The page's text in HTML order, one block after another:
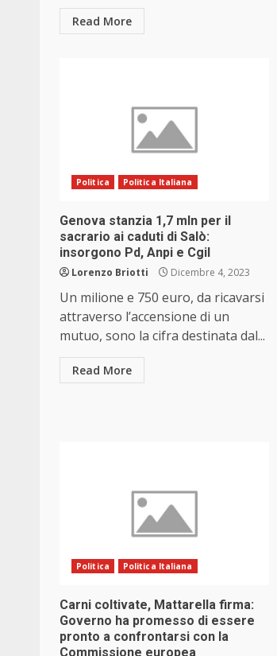
Read More
Politica Politica Italiana
Genova stanzia 1,7 mln per il
sacrario ai caduti di Salò:
insorgono Pd, Anpi e Cgil
Lorenzo Briotti Dicembre 4, 2023
Un milione e 750 euro, da ricavarsi
attraverso l’accensione di un
mutuo, sono la cifra destinata dal...
Read More
Politica Politica Italiana
Carni coltivate, Mattarella firma:
Governo ha promesso di essere
pronto a confrontarsi con la
Commissione europea